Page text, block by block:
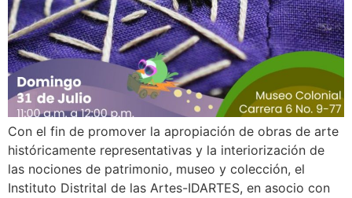
Con el fin de promover la apropiación de obras de arte
históricamente representativas y la interiorización de
las nociones de patrimonio, museo y colección, el
Instituto Distrital de las Artes-IDARTES, en asocio con